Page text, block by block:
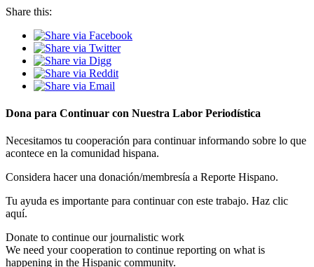
Share this:
Dona para Continuar con Nuestra Labor Periodística
Necesitamos tu cooperación para continuar informando sobre lo que
acontece en la comunidad hispana.
Considera hacer una donación/membresía a Reporte Hispano.
Tu ayuda es importante para continuar con este trabajo. Haz clic
aquí.
Donate to continue our journalistic work
We need your cooperation to continue reporting on what is
happening in the Hispanic community.